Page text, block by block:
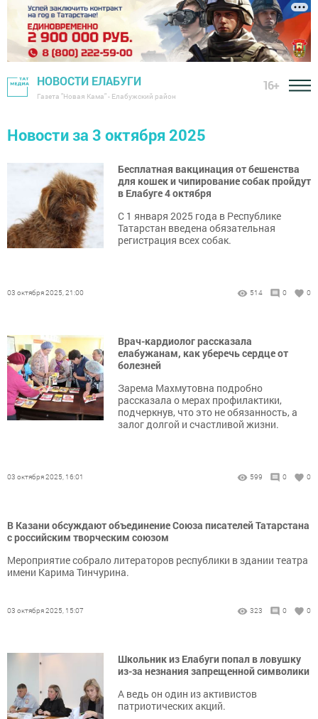
НОВОСТИ ЕЛАБУГИ
Газета "Новая Кама" - Елабужский район
16+
Новости за 3 октября 2025
Бесплатная вакцинация от бешенства
для кошек и чипирование собак пройдут
в Елабуге 4 октября
С 1 января 2025 года в Республике
Татарстан введена обязательная
регистрация всех собак.
03 октября 2025, 21:00 514 0 0
Врач-кардиолог рассказала
елабужанам, как уберечь сердце от
болезней
Зарема Махмутовна подробно
рассказала о мерах профилактики,
подчеркнув, что это не обязанность, а
залог долгой и счастливой жизни.
03 октября 2025, 16:01 599 0 0
В Казани обсуждают объединение Союза писателей Татарстана
с российским творческим союзом
Мероприятие собрало литераторов республики в здании театра
имени Карима Тинчурина.
03 октября 2025, 15:07 323 0 0
Школьник из Елабуги попал в ловушку
из-за незнания запрещенной символики
А ведь он один из активистов
патриотических акций.